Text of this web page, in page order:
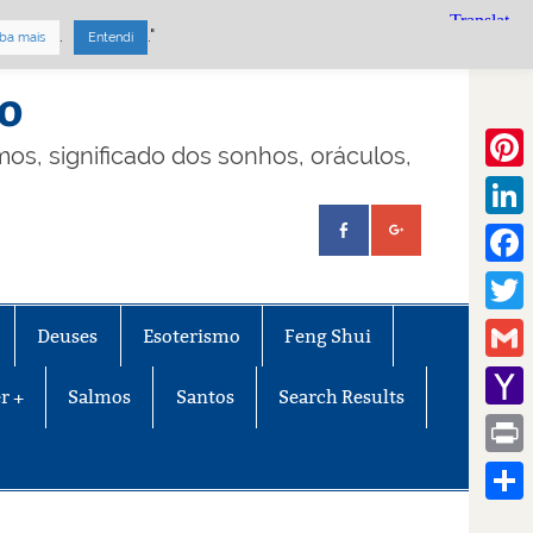
significado dos sonhos, oráculos,
Deuses Esoterismo Feng Shui
+ Salmos Santos Search Results
Gmail
Mail
Print
mais . Entendi ."